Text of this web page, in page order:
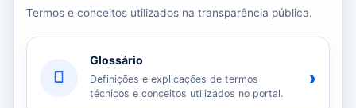
Termos e conceitos utilizados na transparência pública.
Glossário
Definições e explicações de termos
técnicos e conceitos utilizados no portal.
›